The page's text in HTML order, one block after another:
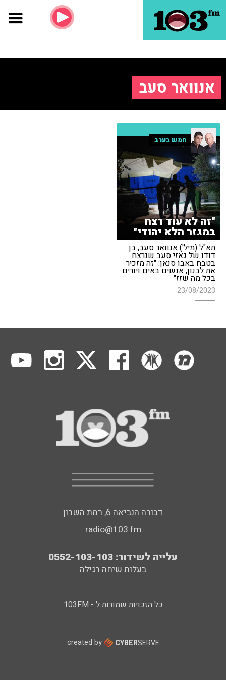
אנוואר סעב
חמש בערב
"זה לא עוד רצח
במגזר הלא יהודי"
תא"ל (מיל') אנוואר סעב, בן
דודו של גאזי סעב שנרצח
בטבח באבו סנאן: "זה מזכיר
את לבנון, אנשים באים ויורים
בכל מה שזז"
23/08/2023
דבורה הנביאה 6, רמת השרון
radio@103.fm
עלייה לשידור: 0552-103-103
בעלות שיחה רגילה
כל הזכויות שמורות ל - 103FM
created by CYBERSERVE